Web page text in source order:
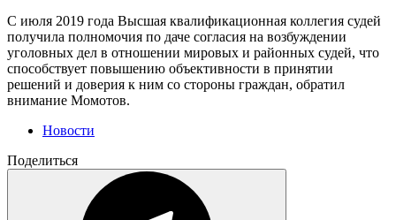
С июля 2019 года Высшая квалификационная коллегия судей
получила полномочия по даче согласия на возбуждении
уголовных дел в отношении мировых и районных судей, что
способствует повышению объективности в принятии
решений и доверия к ним со стороны граждан, обратил
внимание Момотов.
Новости
Поделиться